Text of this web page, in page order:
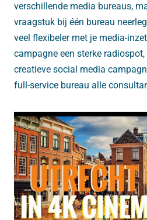
verschillende media bureaus,
vraagstuk bij één bureau
veel flexibeler met je media-
campagne een sterke radiospot,
creatieve social media
full-service bureau alle